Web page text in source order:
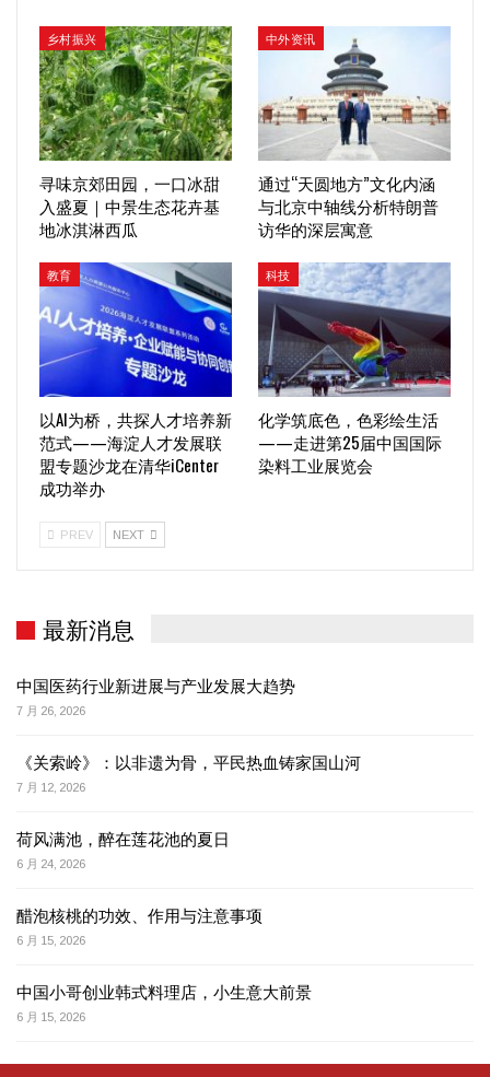
乡村振兴
寻味京郊田园，一口冰甜
入盛夏｜中景生态花卉基
地冰淇淋西瓜
中外资讯
通过“天圆地方”文化内涵
与北京中轴线分析特朗普
访华的深层寓意
教育
以AI为桥，共探人才培养新
范式——海淀人才发展联
盟专题沙龙在清华iCenter
成功举办
科技
化学筑底色，色彩绘生活
——走进第25届中国国际
染料工业展览会
PREV NEXT
最新消息
中国医药行业新进展与产业发展大趋势
7 月 26, 2026
《关索岭》：以非遗为骨，平民热血铸家国山河
7 月 12, 2026
荷风满池，醉在莲花池的夏日
6 月 24, 2026
醋泡核桃的功效、作用与注意事项
6 月 15, 2026
中国小哥创业韩式料理店，小生意大前景
6 月 15, 2026